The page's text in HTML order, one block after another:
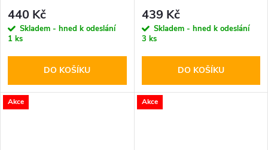
440 Kč
Skladem - hned k odeslání
1 ks
DO KOŠÍKU
439 Kč
Skladem - hned k odeslání
3 ks
DO KOŠÍKU
Akce Akce